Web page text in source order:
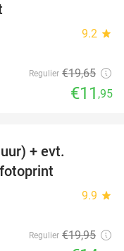
9.2 star
Regulier €19,65
€11 ,95
+ evt.
9.9 star
Regulier €19,95